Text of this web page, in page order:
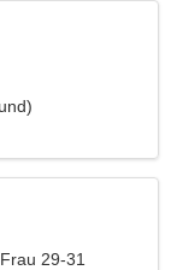
29-31